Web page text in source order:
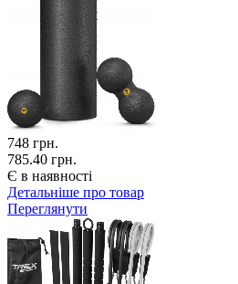
748 грн.
785.40 грн.
Є в наявності
Детальніше про товар
Переглянути